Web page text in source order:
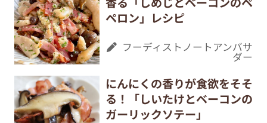
ペロン」レシピ
フーディストノートアンバサ
ダー
にんにくの香りが食欲をそそ
る！「しいたけとベーコンの
ガーリックソテー」